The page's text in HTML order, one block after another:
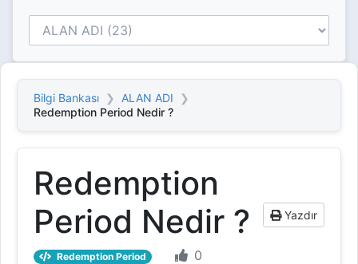
Bilgi Bankası
ALAN ADI
Redemption Period Nedir ?
Redemption
Period Nedir ?
Yazdır
Redemption Period 0